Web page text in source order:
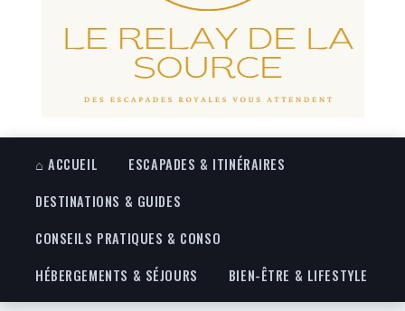
⌂ ACCUEIL
ESCAPADES & ITINÉRAIRES
DESTINATIONS & GUIDES
CONSEILS PRATIQUES & CONSO
HÉBERGEMENTS & SÉJOURS
BIEN-ÊTRE & LIFESTYLE